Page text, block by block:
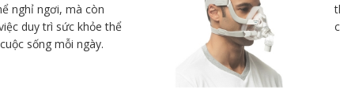
nghỉ ngơi, mà còn
duy trì sức khỏe thể
sống mỗi ngày.